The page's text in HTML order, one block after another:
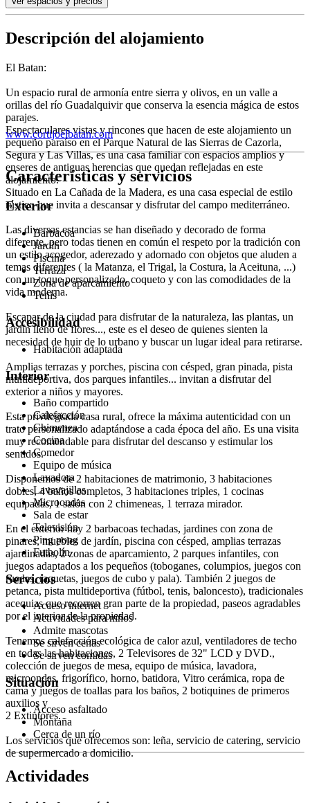
Descripción del alojamiento
El Batan:
Un espacio rural de armonía entre sierra y olivos, en un valle a
orillas del río Guadalquivir que conserva la esencia mágica de estos
parajes.
Espectaculares vistas y rincones que hacen de este alojamiento un
pequeño paraíso en el Parque Natural de las Sierras de Cazorla,
Segura y Las Villas, es una casa familiar con espacios amplios y
enseres de antiguas herencias que quedan reflejadas en este
alojamiento.
Situado en La Cañada de la Madera, es una casa especial de estilo
rústico que invita a descansar y disfrutar del campo mediterráneo.
Las diversas estancias se han diseñado y decorado de forma
diferente, pero todas tienen en común el respeto por la tradición con
un estilo acogedor, aderezado y adornado con objetos que aluden a
temas diferentes ( la Matanza, el Trigal, la Costura, la Aceituna, ...)
con un toque personalizado, coqueto y con las comodidades de la
vida moderna.
Escapar de la ciudad para disfrutar de la naturaleza, las plantas, un
jardín lleno de flores..., este es el deseo de quienes sienten la
necesidad de huir de lo urbano y buscar un lugar ideal para retirarse.
Amplias terrazas y porches, piscina con césped, gran pinada, pista
multideportiva, dos parques infantiles... invitan a disfrutar del
exterior a niños y mayores.
Esta privilegiada casa rural, ofrece la máxima autenticidad con un
trato personalizado adaptándose a cada época del año. Es una visita
muy recomendable para disfrutar del descanso y estimular los
sentidos.
Disponemos de 2 habitaciones de matrimonio, 3 habitaciones
dobles, 4 baños completos, 3 habitaciones triples, 1 cocinas
equipadas, 1 salón con 2 chimeneas, 1 terraza mirador.
En el exterior hay 2 barbacoas techadas, jardines con zona de
pinares, muebles de jardín, piscina con césped, amplias terrazas
ajardinadas, 2 zonas de aparcamiento, 2 parques infantiles, con
juegos adaptados a los pequeños (toboganes, columpios, juegos con
ruedas, raquetas, juegos de cubo y pala). También 2 juegos de
petanca, pista multideportiva (fútbol, tenis, baloncesto), tradicionales
acequias que recorren gran parte de la propiedad, paseos agradables
por el interior de la propiedad.
Tenemos calefacción ecológica de calor azul, ventiladores de techo
en todas las habitaciones, 2 Televisores de 32" LCD y DVD.,
colección de juegos de mesa, equipo de música, lavadora,
microondas, frigorífico, horno, batidora, Vitro cerámica, ropa de
cama y juegos de toallas para los baños, 2 botiquines de primeros
auxilios y
2 Extintores.
Los servicios que ofrecemos son: leña, servicio de catering, servicio
de supermercado a domicilio.
www.cortijoelbatan.com
Características y servicios
Exterior
Barbacoa
Jardín
Piscina
Terraza
Zona de aparcamiento
Tenis
Accesibilidad
Habitación adaptada
Interior
Baño compartido
Calefacción
Chimenea
Cocina
Comedor
Equipo de música
Lavadora
Lavavajillas
Microondas
Sala de estar
Televisión
Ping pong
Futbolín
Servicios
Acceso internet
Actividades para niños
Admite mascotas
Se sirven cenas
Se sirven comidas
Situación
Acceso asfaltado
Montaña
Cerca de un río
Actividades